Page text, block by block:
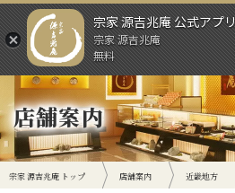
宗家 源吉兆庵 公式アプ
宗家 源吉兆庵
無料
メニュー
店舗案内
宗家 源吉兆庵 トップ 店舗案内 近畿地方